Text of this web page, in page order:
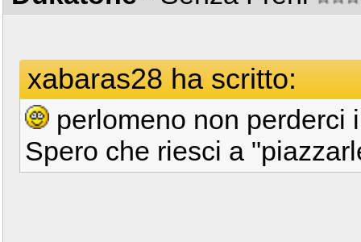
xabaras28 ha scritto:
perlomeno non perderci
Spero che riesci a